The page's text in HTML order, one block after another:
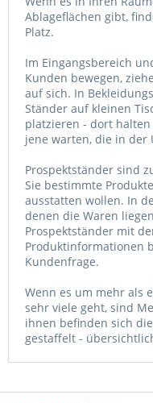
Ablageflächen gibt,
Platz.
Im Eingangsbereich
Kunden bewegen,
auf sich. In
Ständer auf kleinen
platzieren - dort
jene warten, die in der
Prospektständer sind
Sie bestimmte
ausstatten wollen. In
denen die Waren
Prospektständer mit
Produktinformationen
Kundenfrage.
Wenn es um mehr als
sehr viele geht, sind
ihnen befinden sich
gestaffelt -